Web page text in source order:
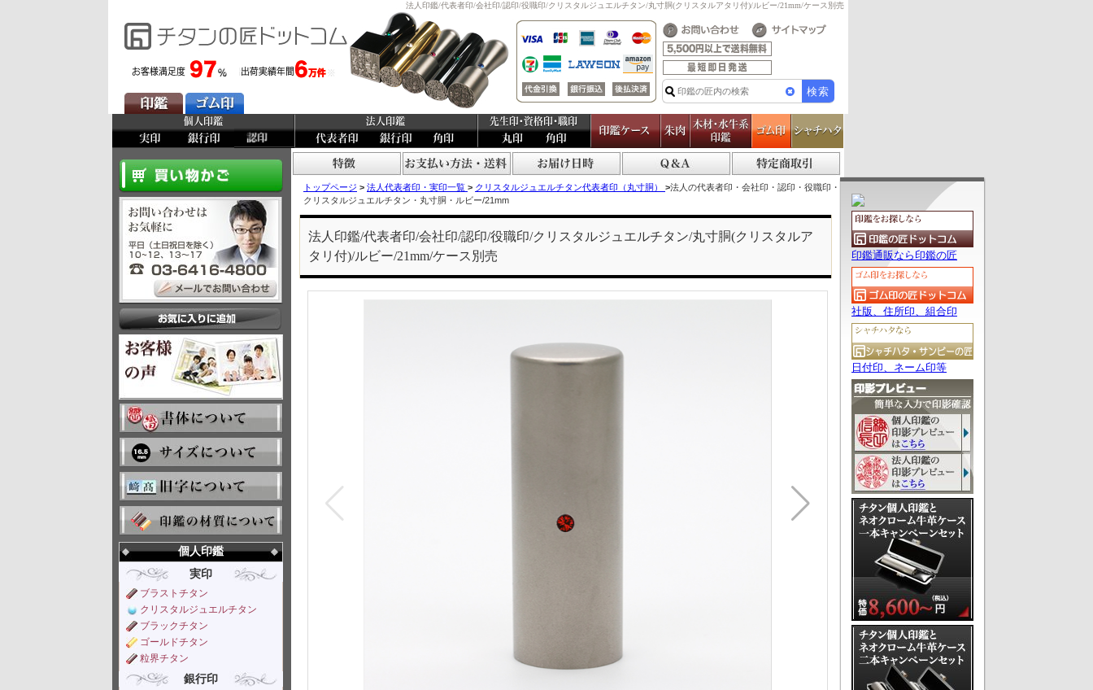
法人印鑑/代表者印/会社印/認印/役職印/クリスタルジュエルチタン/丸寸胴(クリスタルアタリ付)/ルビー/21mm/ケース別売
トップページ > 法人代表者印・実印一覧 > クリスタルジュエルチタン代表者印（丸寸胴） >法人の代表者印・会社印・認印・役職印・
クリスタルジュエルチタン・丸寸胴・ルビー/21mm
法人印鑑/代表者印/会社印/認印/役職印/クリスタルジュエルチタン/丸寸胴(クリスタルア
タリ付)/ルビー/21mm/ケース別売
個人印鑑
実印
ブラストチタン
クリスタルジュエルチタン
ブラックチタン
ゴールドチタン
粒界チタン
銀行印
印鑑通販なら印鑑の匠
社版、住所印、組合印
日付印、ネーム印等